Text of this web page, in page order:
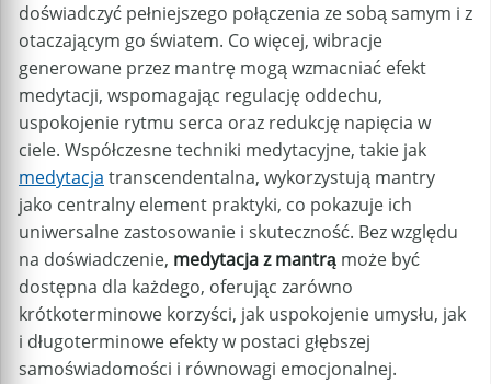
doświadczyć pełniejszego połączenia ze sobą samym i z
otaczającym go światem. Co więcej, wibracje
generowane przez mantrę mogą wzmacniać efekt
medytacji, wspomagając regulację oddechu,
uspokojenie rytmu serca oraz redukcję napięcia w
ciele. Współczesne techniki medytacyjne, takie jak
medytacja transcendentalna, wykorzystują mantry
jako centralny element praktyki, co pokazuje ich
uniwersalne zastosowanie i skuteczność. Bez względu
na doświadczenie, medytacja z mantrą może być
dostępna dla każdego, oferując zarówno
krótkoterminowe korzyści, jak uspokojenie umysłu, jak
i długoterminowe efekty w postaci głębszej
samoświadomości i równowagi emocjonalnej.